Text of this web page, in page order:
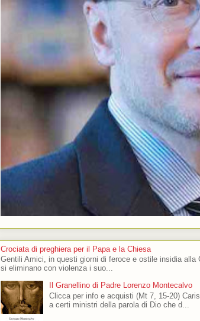
Crociata di preghiera per il Papa e la Chiesa
Gentili Amici, in questi giorni di feroce e ostile insidia
si eliminano con violenza i suo...
Il Granellino di Padre Lorenzo Montecalvo
Clicca per info e acquisti (Mt 7, 15-20)
a certi ministri della parola di Dio che d...